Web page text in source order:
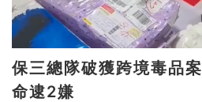
保三總隊破獲跨境毒品案 3D玩具熊藏愷他
命逮2嫌